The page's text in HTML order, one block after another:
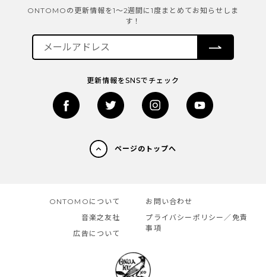
ONTOMOの更新情報を1～2週間に1度まとめてお知らせしま
す！
更新情報をSNSでチェック
ページのトップへ
ONTOMOについて
音楽之友社
広告について
お問い合わせ
プライバシーポリシー／免責
事項